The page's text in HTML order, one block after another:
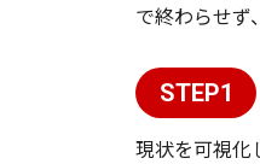
で終わらせず
STEP1
現状を可視化